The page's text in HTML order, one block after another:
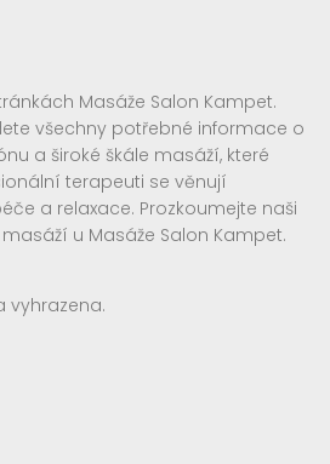
Masáže Salon Kampet.
všechny potřebné informace o
a široké škále masáží, které
terapeuti se věnují
a relaxace. Prozkoumejte naši
u Masáže Salon Kampet.
vyhrazena.